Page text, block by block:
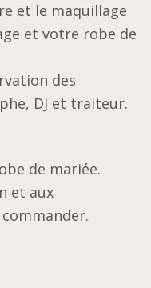
et le maquillage
et votre robe de
des
DJ et traiteur.
de mariée.
et aux